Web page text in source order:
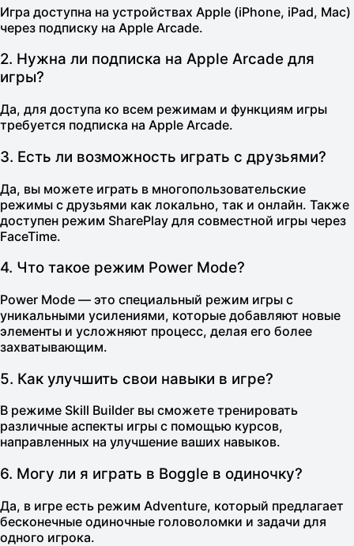
Игра доступна на устройствах Apple (iPhone, iPad, Mac)
через подписку на Apple Arcade.
2. Нужна ли подписка на Apple Arcade для
игры?
Да, для доступа ко всем режимам и функциям игры
требуется подписка на Apple Arcade.
3. Есть ли возможность играть с друзьями?
Да, вы можете играть в многопользовательские
режимы с друзьями как локально, так и онлайн. Также
доступен режим SharePlay для совместной игры через
FaceTime.
4. Что такое режим Power Mode?
Power Mode — это специальный режим игры с
уникальными усилениями, которые добавляют новые
элементы и усложняют процесс, делая его более
захватывающим.
5. Как улучшить свои навыки в игре?
В режиме Skill Builder вы сможете тренировать
различные аспекты игры с помощью курсов,
направленных на улучшение ваших навыков.
6. Могу ли я играть в Boggle в одиночку?
Да, в игре есть режим Adventure, который предлагает
бесконечные одиночные головоломки и задачи для
одного игрока.